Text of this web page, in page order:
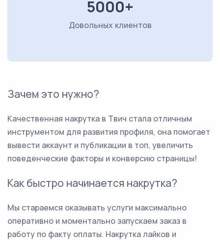
5000+
Довольных клиентов
Зачем это нужно?
Качественная накрутка в Твич стала отличным
инструментом для развития профиля, она помогает
вывести аккаунт и публикации в топ, увеличить
поведенческие факторы и конверсию страницы!
Как быстро начинается накрутка?
Мы стараемся оказывать услуги максимально
оперативно и моментально запускаем заказ в
работу по факту оплаты. Накрутка лайков и